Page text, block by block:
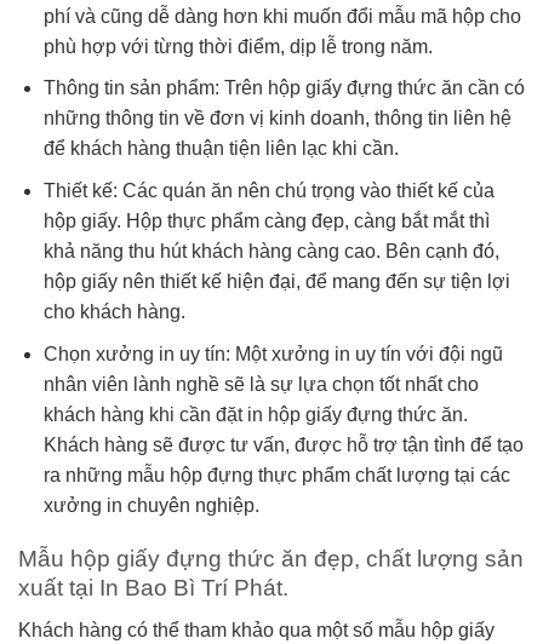
phí và cũng dễ dàng hơn khi muốn đổi mẫu mã hộp cho
phù hợp với từng thời điểm, dịp lễ trong năm.
Thông tin sản phẩm: Trên hộp giấy đựng thức ăn cần có
những thông tin về đơn vị kinh doanh, thông tin liên hệ
để khách hàng thuận tiện liên lạc khi cần.
Thiết kế: Các quán ăn nên chú trọng vào thiết kế của
hộp giấy. Hộp thực phẩm càng đẹp, càng bắt mắt thì
khả năng thu hút khách hàng càng cao. Bên cạnh đó,
hộp giấy nên thiết kế hiện đại, để mang đến sự tiện lợi
cho khách hàng.
Chọn xưởng in uy tín: Một xưởng in uy tín với đội ngũ
nhân viên lành nghề sẽ là sự lựa chọn tốt nhất cho
khách hàng khi cần đặt in hộp giấy đựng thức ăn.
Khách hàng sẽ được tư vấn, được hỗ trợ tận tình để tạo
ra những mẫu hộp đựng thực phẩm chất lượng tại các
xưởng in chuyên nghiệp.
Mẫu hộp giấy đựng thức ăn đẹp, chất lượng sản
xuất tại In Bao Bì Trí Phát.
Khách hàng có thể tham khảo qua một số mẫu hộp giấy